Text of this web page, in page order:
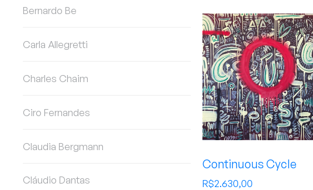
Bernardo Be
Carla Allegretti
Charles Chaim
Ciro Fernandes
Claudia Bergmann
Cláudio Dantas
Continuous Cycle
R$2.630,00